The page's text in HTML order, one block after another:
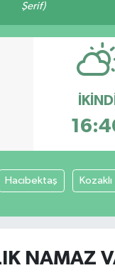
Şerif)
İKINDI
Hacıbektaş Kozaklı
NAMAZ